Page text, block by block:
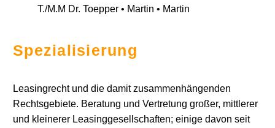
T./M.M Dr. Toepper • Martin • Martin
Spezialisierung
Leasingrecht und die damit zusammenhängenden
Rechtsgebiete. Beratung und Vertretung großer, mittlerer
und kleinerer Leasinggesellschaften; einige davon seit